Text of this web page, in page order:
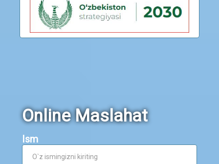
Online Maslahat
Ism